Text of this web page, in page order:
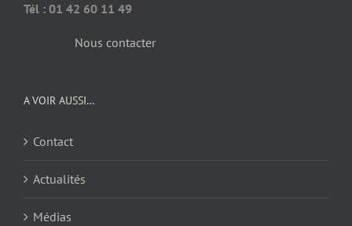
Tél : 01 42 60 11 49
Nous contacter
A VOIR AUSSI…
Contact
Actualités
Médias